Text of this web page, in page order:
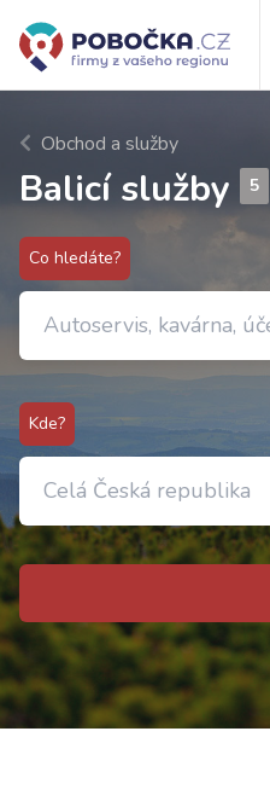
Obchod a služby
Balicí služby 5
Co hledáte?
Kde?